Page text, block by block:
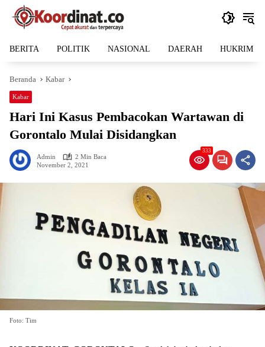
Langsung
BERITA POLITIK NASIONAL DAERAH HUKRIM
Beranda Kabar
Kabar
Hari Ini Kasus Pembacokan Wartawan di
Gorontalo Mulai Disidangkan
Admin
2 Min Baca
November 2, 2021
333
Foto: Tim